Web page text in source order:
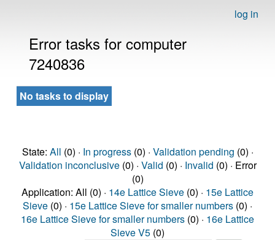
log in
Error tasks for computer
7240836
No tasks to display
State: All (0) · In progress(0) · Validation pending (0) ·
Validation inconclusive(0) · Valid (0) · Invalid (0) · Error
(0)
Application: All (0) · 14e Lattice Sieve (0) · 15e Lattice
Sieve (0) · 15e Lattice Sieve for smaller numbers (0) ·
16e Lattice Sieve for smaller numbers (0) · 16e Lattice
Sieve V5 (0)